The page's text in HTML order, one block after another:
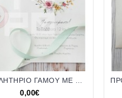
0,00€